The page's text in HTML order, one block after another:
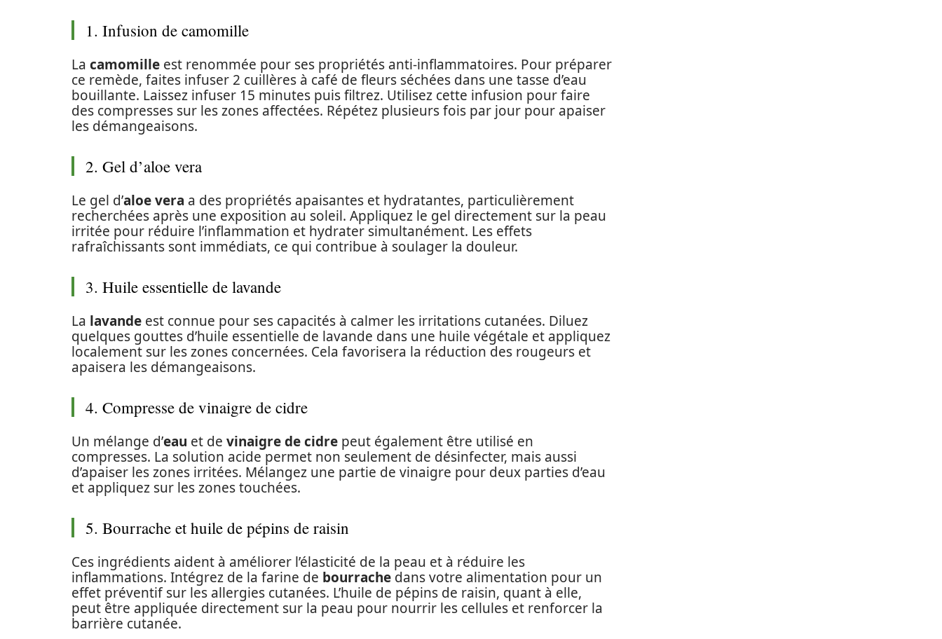
1. Infusion de camomille
La camomille est renommée pour ses propriétés anti-inflammatoires. Pour préparer
ce remède, faites infuser 2 cuillères à café de fleurs séchées dans une tasse d’eau
bouillante. Laissez infuser 15 minutes puis filtrez. Utilisez cette infusion pour faire
des compresses sur les zones affectées. Répétez plusieurs fois par jour pour apaiser
les démangeaisons.
2. Gel d’aloe vera
Le gel d’aloe vera a des propriétés apaisantes et hydratantes, particulièrement
recherchées après une exposition au soleil. Appliquez le gel directement sur la peau
irritée pour réduire l’inflammation et hydrater simultanément. Les effets
rafraîchissants sont immédiats, ce qui contribue à soulager la douleur.
3. Huile essentielle de lavande
La lavande est connue pour ses capacités à calmer les irritations cutanées. Diluez
quelques gouttes d’huile essentielle de lavande dans une huile végétale et appliquez
localement sur les zones concernées. Cela favorisera la réduction des rougeurs et
apaisera les démangeaisons.
4. Compresse de vinaigre de cidre
Un mélange d’eau et de vinaigre de cidre peut également être utilisé en
compresses. La solution acide permet non seulement de désinfecter, mais aussi
d’apaiser les zones irritées. Mélangez une partie de vinaigre pour deux parties d’eau
et appliquez sur les zones touchées.
5. Bourrache et huile de pépins de raisin
Ces ingrédients aident à améliorer l’élasticité de la peau et à réduire les
inflammations. Intégrez de la farine de bourrache dans votre alimentation pour un
effet préventif sur les allergies cutanées. L’huile de pépins de raisin, quant à elle,
peut être appliquée directement sur la peau pour nourrir les cellules et renforcer la
barrière cutanée.